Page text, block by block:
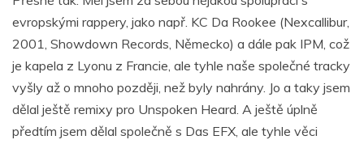
evropskými rappery, jako např. KC Da Rookee (Nexcallibur,
2001, Showdown Records, Německo) a dále pak IPM, což
je kapela z Lyonu z Francie, ale tyhle naše společné tracky
vyšly až o mnoho později, než byly nahrány. Jo a taky jsem
dělal ještě remixy pro Unspoken Heard. A ještě úplně
předtím jsem dělal společně s Das EFX, ale tyhle věci